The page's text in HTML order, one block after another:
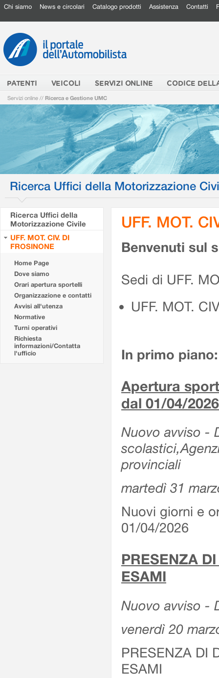
Chi siamo News e circolari Catalogo prodotti Assistenza Contatti
PATENTI VEICOLI SERVIZI ONLINE CODICE
Servizi online // Ricerca e Gestione UMC
Ricerca Uffici della Motorizzazione
Ricerca Uffici della
Motorizzazione Civile
UFF. MOT. CIV. DI
FROSINONE
Home Page
Dove siamo
Orari apertura sportelli
Organizzazione e contatti
Avvisi all'utenza
Normative
Turni operativi
Richiesta
informazioni/Contatta
l'ufficio
UFF. MOT.
Benvenuti sul
Sedi di UFF.
UFF. MOT.
In primo piano:
Apertura
dal 01/04/2026
Nuovo avviso -
provinciali
martedì 31
Nuovi giorni e
01/04/2026
PRESENZA
ESAMI
Nuovo avviso -
venerdì 20
PRESENZA DI
ESAMI